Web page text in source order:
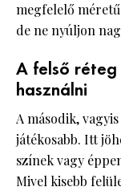
megfelelő
de ne nyúljon
A felső
használni
A második,
játékosabb. Itt
színek vagy
Mivel kisebb